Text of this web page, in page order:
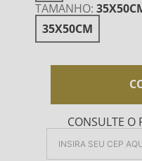
TAMANHO:
35X50CM
CONSULTE O